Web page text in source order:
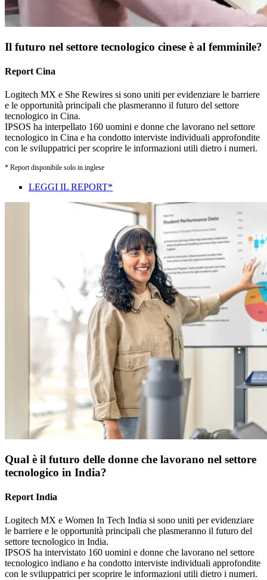
Il futuro nel settore tecnologico cinese è al femminile?
Report Cina
Logitech MX e She Rewires si sono uniti per evidenziare le barriere
e le opportunità principali che plasmeranno il futuro del settore
tecnologico in Cina.
IPSOS ha interpellato 160 uomini e donne che lavorano nel settore
tecnologico in Cina e ha condotto interviste individuali approfondite
con le sviluppatrici per scoprire le informazioni utili dietro i numeri.
* Report disponibile solo in inglese
LEGGI IL REPORT*
Qual è il futuro delle donne che lavorano nel settore
tecnologico in India?
Report India
Logitech MX e Women In Tech India si sono uniti per evidenziare
le barriere e le opportunità principali che plasmeranno il futuro del
settore tecnologico in India.
IPSOS ha intervistato 160 uomini e donne che lavorano nel settore
tecnologico indiano e ha condotto interviste individuali approfondite
con le sviluppatrici per scoprire le informazioni utili dietro i numeri.